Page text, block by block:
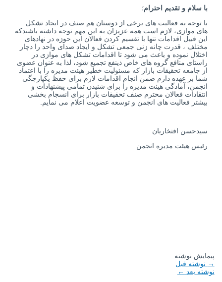
با سلام و تقدیم احترام؛
با توجه به فعالیت های برخی از دوستان هم صنف در ایجاد تشکل
های موازی، لازم است همه عزیزان به این مهم توجه داشته باشندکه
این قبیل اقدامات تنها با تقسیم کردن فعالان این حوزه در نهادهای
مختلف ، قدرت چانه زنی جمعی تشکل و ایجاد صدای واحد را دچار
اختلال نموده و باعث می شود تا اقدامات تشکل های موازی در
راستای منافع گروه های خاص ذینفع تجمیع شود، لذا به عنوان عضوی
از جامعه تحقیقات بازار که مسئولیت خطیر هیئت مدیره را با اعتماد
شما بر عهده دارم ضمن انجام اقدامات لازم برای حفظ یکپارچگی
انجمن، آمادگی هیئت مدیره را برای شنیدن تمامی پیشنهادات و
انتقادات فعالان محترم صنف تحقیقات بازار برای انسجام بخشی
بیشتر فعالیت های انجمن و توسعه عضویت اعلام می نمایم.
سیدحسن افتخاریان
رئیس هیئت مدیره انجمن
پیمایش نوشته
→ نوشته قبل
نوشته بعد ←